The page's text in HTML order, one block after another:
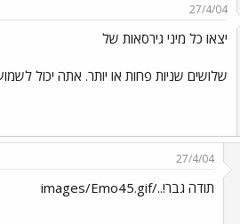
27/4/04
יצאו כל מיני גירסאות של
שלושים שניות פחות או יותר. אתה יכול
27/4/04
תודה גבר!../images/Emo45.gif